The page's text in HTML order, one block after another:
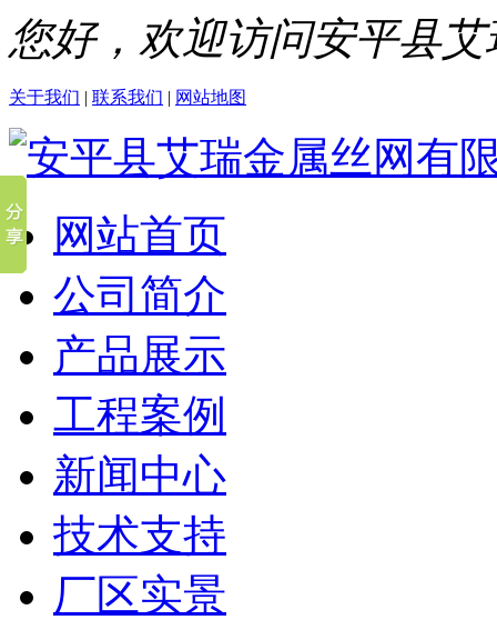
您好，欢迎访问安平县
关于我们 | 联系我们 | 网站地图
网站首页
公司简介
产品展示
工程案例
新闻中心
技术支持
厂区实景